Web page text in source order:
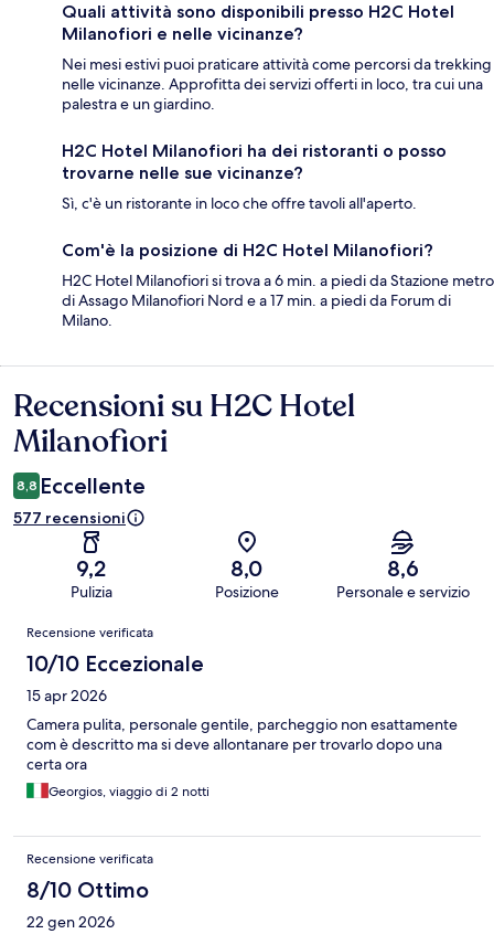
Quali attività sono disponibili presso H2C Hotel
Milanofiori e nelle vicinanze?
Nei mesi estivi puoi praticare attività come percorsi da trekking
nelle vicinanze. Approfitta dei servizi offerti in loco, tra cui una
palestra e un giardino.
H2C Hotel Milanofiori ha dei ristoranti o posso
trovarne nelle sue vicinanze?
Sì, c'è un ristorante in loco che offre tavoli all'aperto.
Com'è la posizione di H2C Hotel Milanofiori?
H2C Hotel Milanofiori si trova a 6 min. a piedi da Stazione metro
di Assago Milanofiori Nord e a 17 min. a piedi da Forum di
Milano.
Recensioni
Recensioni su H2C Hotel
Milanofiori
8,8 Eccellente
577 recensioni
9,2
Pulizia
8,0
Posizione
8,6
Personale e servizio
Recensioni
Recensione verificata
10/10 Eccezionale
15 apr 2026
Camera pulita, personale gentile, parcheggio non esattamente
com è descritto ma si deve allontanare per trovarlo dopo una
certa ora
Georgios, viaggio di 2 notti
Recensione verificata
8/10 Ottimo
22 gen 2026